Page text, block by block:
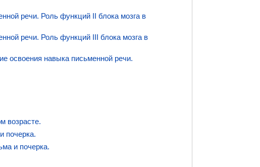
речи. Роль функций II блока мозга в
речи. Роль функций III блока мозга в
освоения навыка письменной речи.
возрасте.
почерка.
и почерка.